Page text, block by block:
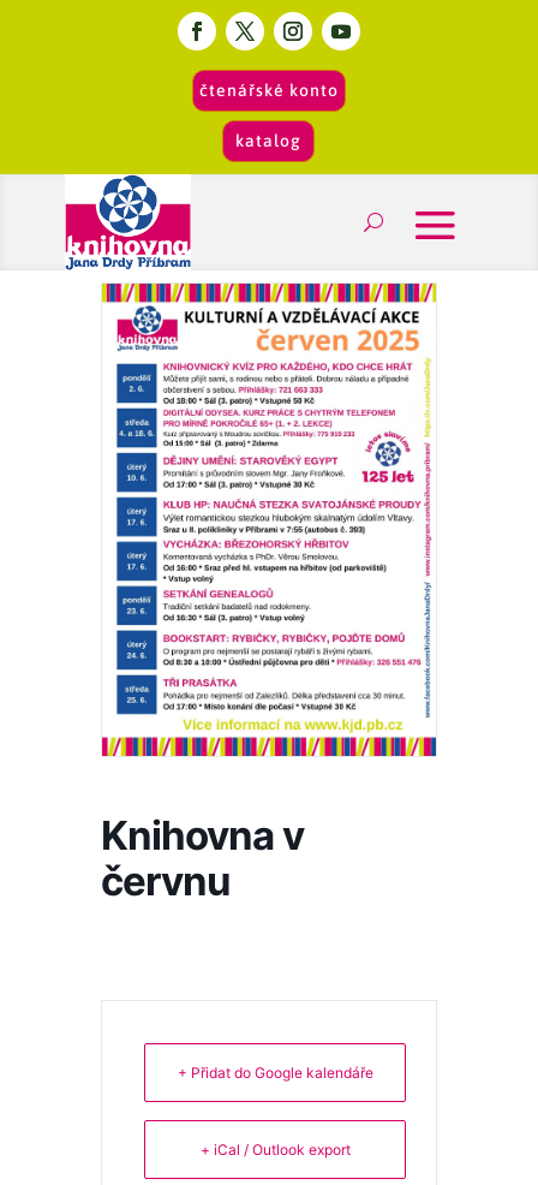
čtenářské konto
katalog
Knihovna v
červnu
+ Přidat do Google kalendáře
+ iCal / Outlook export